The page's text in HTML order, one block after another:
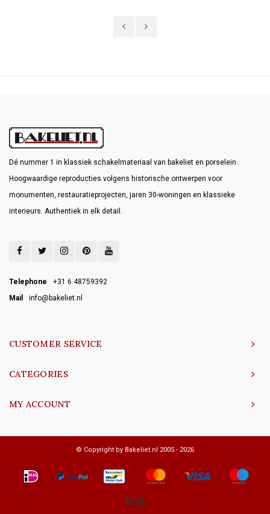
Dé nummer 1 in klassiek schakelmateriaal van bakeliet en porselein.
Hoogwaardige reproducties volgens historische ontwerpen voor
monumenten, restauratieprojecten, jaren 30-woningen en klassieke
interieurs. Authentiek in elk detail.
Telephone
+31 6 48759392
Mail
info@bakeliet.nl
CUSTOMER SERVICE
CATEGORIES
MY ACCOUNT
© Copyright by Bakeliet.nl 2005 - 2026